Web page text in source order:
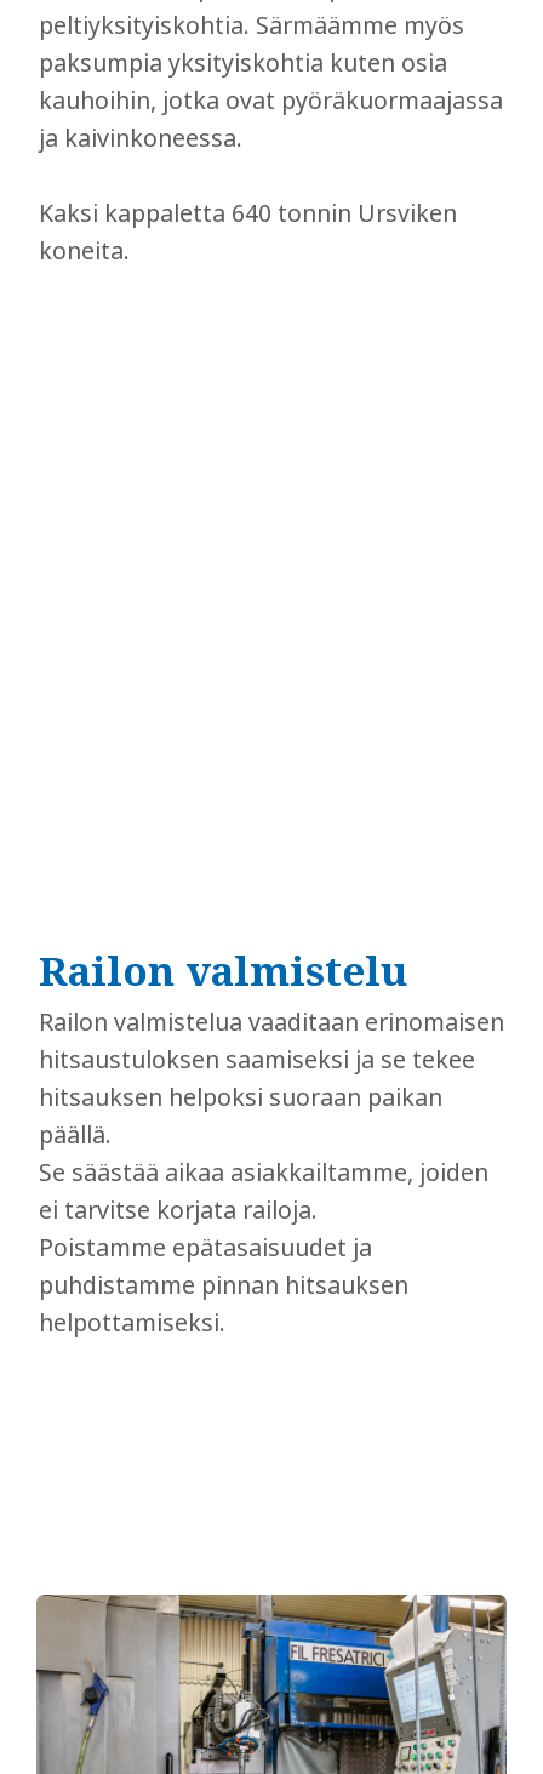
peltiyksityiskohtia. Särmäämme myös
paksumpia yksityiskohtia kuten osia
kauhoihin, jotka ovat pyöräkuormaajassa
ja kaivinkoneessa.
Kaksi kappaletta 640 tonnin Ursviken
koneita.
Railon valmistelu
Railon valmistelua vaaditaan erinomaisen
hitsaustuloksen saamiseksi ja se tekee
hitsauksen helpoksi suoraan paikan
päällä.
Se säästää aikaa asiakkailtamme, joiden
ei tarvitse korjata railoja.
Poistamme epätasaisuudet ja
puhdistamme pinnan hitsauksen
helpottamiseksi.